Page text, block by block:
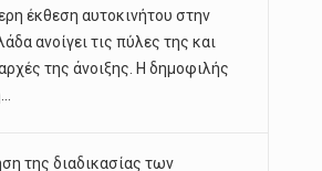
έκθεση αυτοκινήτου στην
ανοίγει τις πύλες της και
της άνοιξης. Η δημοφιλής
της διαδικασίας των